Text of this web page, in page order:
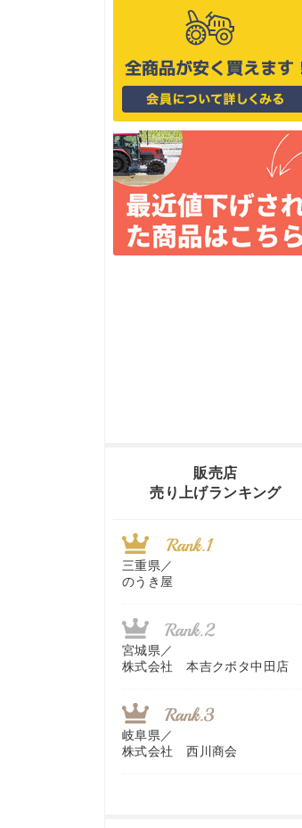
販売店
売り上げランキング
三重県／
のうき屋
宮城県／
株式会社 本吉クボタ中田店
岐阜県／
株式会社 西川商会